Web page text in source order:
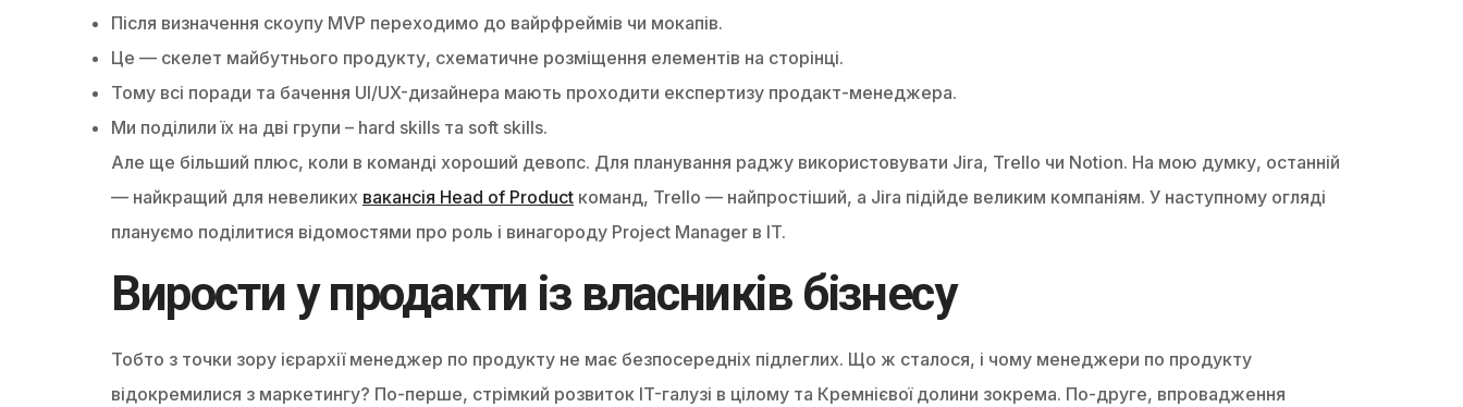
Після визначення скоупу MVP переходимо до вайрфреймів чи мокапів.
Це — скелет майбутнього продукту, схематичне розміщення елементів на сторінці.
Тому всі поради та бачення UI/UX-дизайнера мають проходити експертизу продакт-менеджера.
Ми поділили їх на дві групи – hard skills та soft skills.
Але ще більший плюс, коли в команді хороший девопс. Для планування раджу використовувати Jira, Trello чи Notion. На мою думку, останній
— найкращий для невеликих вакансія Head of Product команд, Trello — найпростіший, а Jira підійде великим компаніям. У наступному огляді
плануємо поділитися відомостями про роль і винагороду Project Manager в IT.
Вирости у продакти із власників бізнесу
Тобто з точки зору ієрархії менеджер по продукту не має безпосередніх підлеглих. Що ж сталося, і чому менеджери по продукту
відокремилися з маркетингу? По-перше, стрімкий розвиток IT-галузі в цілому та Кремнієвої долини зокрема. По-друге, впровадження